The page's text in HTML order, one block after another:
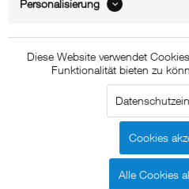
Kopfstützenhalter
Personalisierung
Diese Website verwendet
Funktionalität bieten zu
Cookies
Alle Cookies